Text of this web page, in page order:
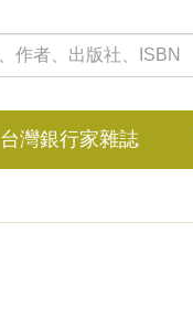
台灣銀行家雜誌